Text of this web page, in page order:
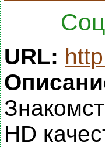
URL:
HD